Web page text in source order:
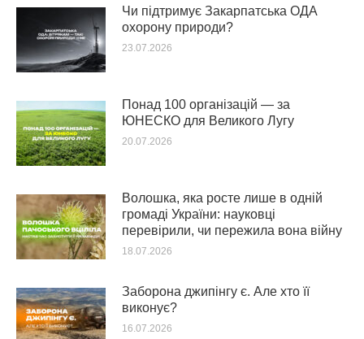
Чи підтримує Закарпатська ОДА
охорону природи?
23.07.2026
Понад 100 організацій — за
ЮНЕСКО для Великого Лугу
20.07.2026
Волошка, яка росте лише в одній
громаді України: науковці
перевірили, чи пережила вона війну
18.07.2026
Заборона джипінгу є. Але хто її
виконує?
16.07.2026